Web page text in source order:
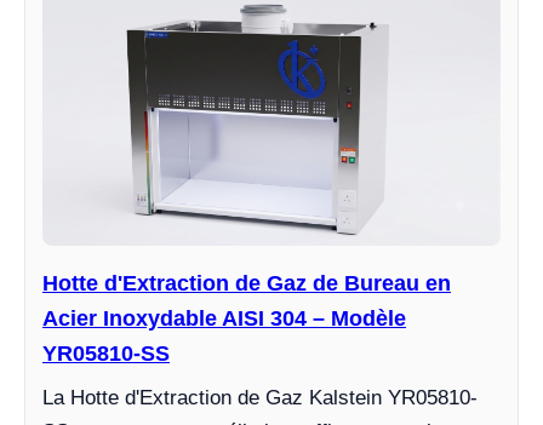
Hotte d'Extraction de Gaz de Bureau en
Acier Inoxydable AISI 304 – Modèle
YR05810-SS
La Hotte d'Extraction de Gaz Kalstein YR05810-